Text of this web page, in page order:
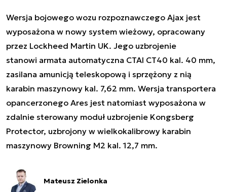
Wersja bojowego wozu rozpoznawczego Ajax jest
wyposażona w nowy system wieżowy, opracowany
przez Lockheed Martin UK. Jego uzbrojenie
stanowi armata automatyczna CTAI CT40 kal. 40 mm,
zasilana amunicją teleskopową i sprzężony z nią
karabin maszynowy kal. 7,62 mm. Wersja transportera
opancerzonego Ares jest natomiast wyposażona w
zdalnie sterowany moduł uzbrojenie Kongsberg
Protector, uzbrojony w wielkokalibrowy karabin
maszynowy Browning M2 kal. 12,7 mm.
Mateusz Zielonka